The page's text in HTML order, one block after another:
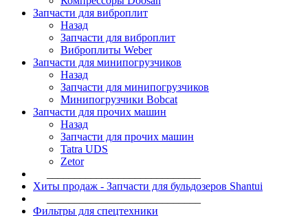
Запчасти для виброплит
Назад
Запчасти для виброплит
Виброплиты Weber
Запчасти для минипогрузчиков
Назад
Запчасти для минипогрузчиков
Минипогрузчики Bobcat
Запчасти для прочих машин
Назад
Запчасти для прочих машин
Tatra UDS
Zetor
Хиты продаж - Запчасти для бульдозеров Shantui
Фильтры для спецтехники